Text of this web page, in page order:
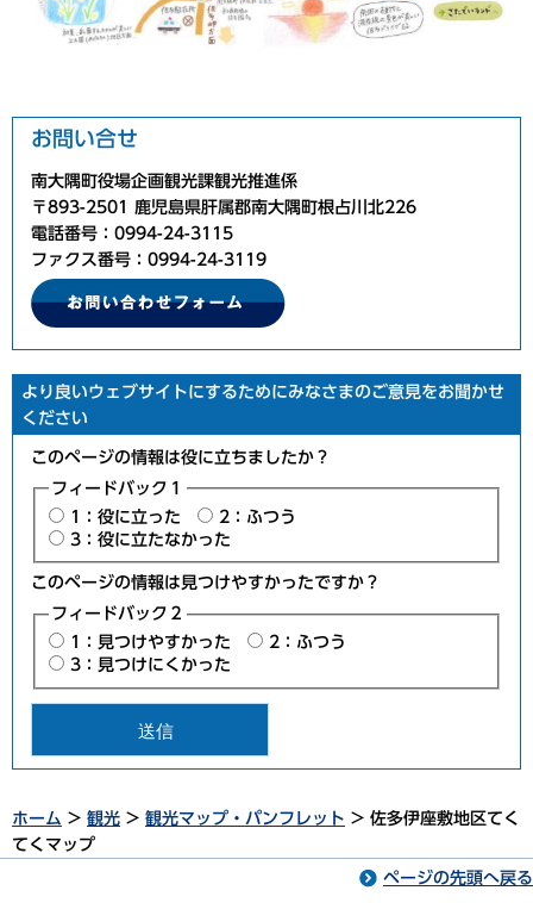
お問い合せ
南大隅町役場企画観光課観光推進係
〒893-2501 鹿児島県肝属郡南大隅町根占川北226
電話番号：0994-24-3115
ファクス番号：0994-24-3119
より良いウェブサイトにするためにみなさまのご意見をお聞かせ
ください
このページの情報は役に立ちましたか？
フィードバック１
1：役に立った
2：ふつう
3：役に立たなかった
このページの情報は見つけやすかったですか？
フィードバック２
1：見つけやすかった
2：ふつう
3：見つけにくかった
ホーム > 観光 > 観光マップ・パンフレット > 佐多伊座敷地区てく
てくマップ
ページの先頭へ戻る